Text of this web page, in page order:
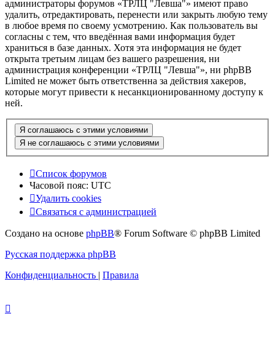
администраторы форумов «ТРЛЦ "Левша"» имеют право
удалить, отредактировать, перенести или закрыть любую тему
в любое время по своему усмотрению. Как пользователь вы
согласны с тем, что введённая вами информация будет
храниться в базе данных. Хотя эта информация не будет
открыта третьим лицам без вашего разрешения, ни
администрация конференции «ТРЛЦ "Левша"», ни phpBB
Limited не может быть ответственна за действия хакеров,
которые могут привести к несанкционированному доступу к
ней.
Список форумов
Часовой пояс: UTC
Удалить cookies
Связаться с администрацией
Создано на основе phpBB® Forum Software © phpBB Limited
Русская поддержка phpBB
Конфиденциальность | Правила